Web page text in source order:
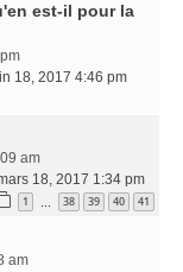
est-il pour la
18, 2017 4:46 pm
am
18, 2017 1:34 pm
1 … 38 39 40 41
am